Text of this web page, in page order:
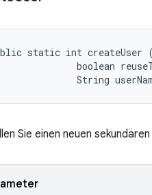
static int createUser (
boolean
String
Sie einen neuen